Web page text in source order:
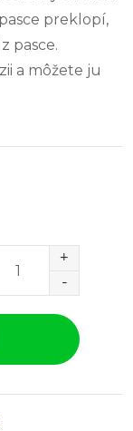
preklopí,
pasce.
a môžete ju